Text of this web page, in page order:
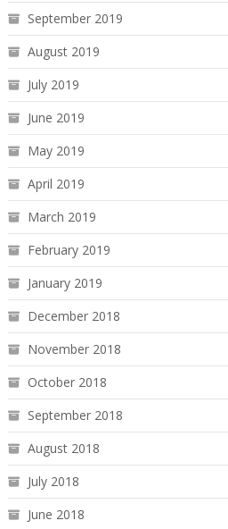
September 2019
August 2019
July 2019
June 2019
May 2019
April 2019
March 2019
February 2019
January 2019
December 2018
November 2018
October 2018
September 2018
August 2018
July 2018
June 2018